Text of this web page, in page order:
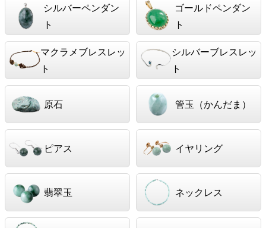
シルバーペンダン
ト
ゴールドペンダン
ト
マクラメブレスレッ
ト
シルバーブレスレッ
ト
原石 管玉（かんだま）
ピアス イヤリング
翡翠玉 ネックレス